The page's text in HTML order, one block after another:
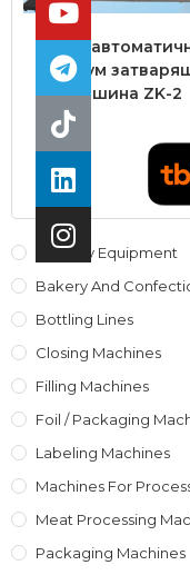
Auxiliary Equipment
Bakery And
Bottling Lines
Closing Machines
Filling Machines
Foil / Packaging
Labeling Machines
Machines For
Meat Processing
Packaging Machines
вакуум
машина ZK-2